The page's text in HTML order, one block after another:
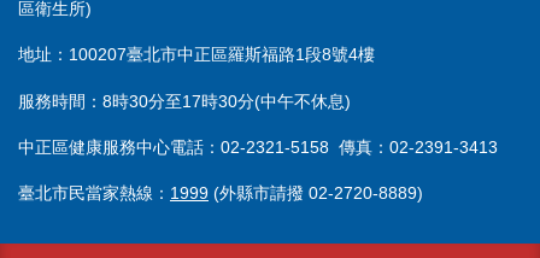
區衛生所)
地址：100207臺北市中正區羅斯福路1段8號4樓
服務時間：8時30分至17時30分(中午不休息)
中正區健康服務中心電話：02-2321-5158 傳真：02-2391-3413
臺北市民當家熱線： 1999 (外縣市請撥 02-2720-8889)